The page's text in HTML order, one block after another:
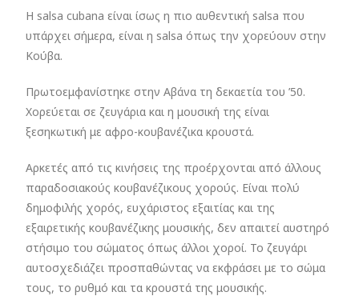
H salsa cubana είναι ίσως η πιο αυθεντική salsa που
υπάρχει σήμερα, είναι η salsa όπως την χορεύουν στην
Κούβα.
Πρωτοεμφανίστηκε στην Αβάνα τη δεκαετία του ’50.
Χορεύεται σε ζευγάρια και η μουσική της είναι
ξεσηκωτική με αφρο-κουβανέζικα κρουστά.
Αρκετές από τις κινήσεις της προέρχονται από άλλους
παραδοσιακούς κουβανέζικους χορούς. Είναι πολύ
δημοφιλής χορός, ευχάριστος εξαιτίας και της
εξαιρετικής κουβανέζικης μουσικής, δεν απαιτεί αυστηρό
στήσιμο του σώματος όπως άλλοι χοροί. Το ζευγάρι
αυτοσχεδιάζει προσπαθώντας να εκφράσει με το σώμα
τους, το ρυθμό και τα κρουστά της μουσικής.